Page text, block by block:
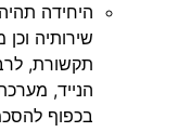
היחידה
שירותיה
תקשורת,
הנייד,
בכפוף